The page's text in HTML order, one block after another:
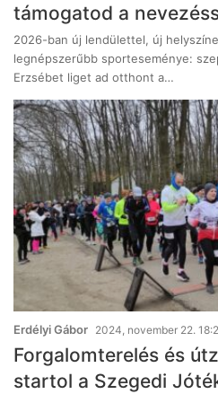
támogatod a
2026-ban új lendülettel, új
legnépszerűbb sporteseménye:
Erzsébet liget ad otthont a…
Erdélyi Gábor 2024, november 22.
Forgalomterelés és
startol a Szegedi